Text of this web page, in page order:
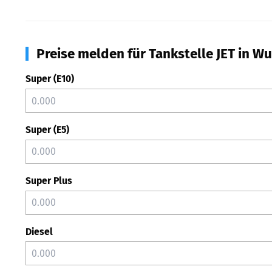
Preise melden für Tankstelle JET in
Super (E10)
Super (E5)
Super Plus
Diesel